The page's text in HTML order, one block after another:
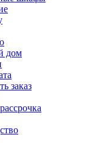
дом
заказ